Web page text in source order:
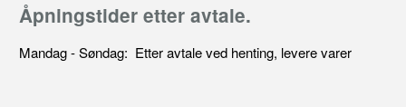
Åpningstider etter avtale.
Mandag - Søndag: Etter avtale ved henting, levere varer